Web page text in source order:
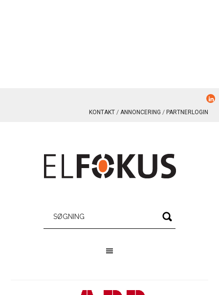
KONTAKT ANNONCERING PARTNERLOGIN